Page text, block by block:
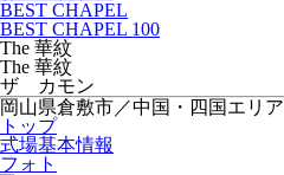
BEST CHAPEL
BEST CHAPEL 100
The 華紋
The 華紋
ザ カモン
岡山県倉敷市／中国・四国エリア
トップ
式場基本情報
フォト